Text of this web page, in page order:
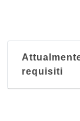
requisiti